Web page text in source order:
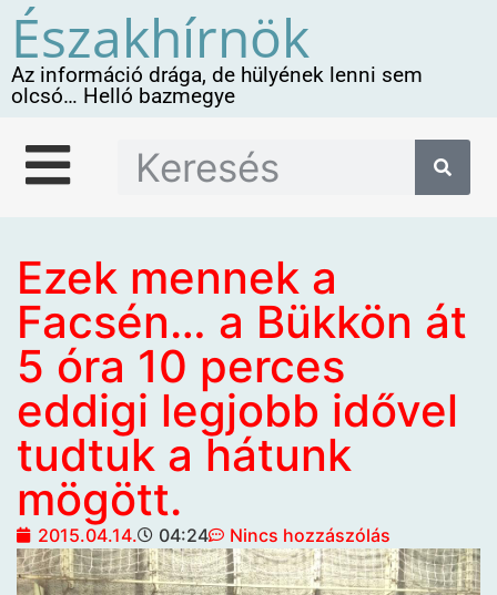
Északhírnök
Az információ drága, de hülyének lenni sem
olcsó… Helló bazmegye
Ezek mennek a
Facsén… a Bükkön át
5 óra 10 perces
eddigi legjobb idővel
tudtuk a hátunk
mögött.
2015.04.14. 04:24 Nincs hozzászólás